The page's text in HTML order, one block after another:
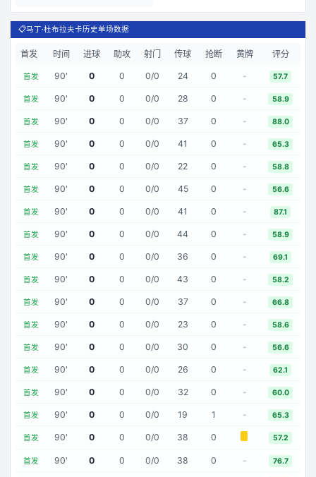
📋马丁·杜布拉夫卡历史单场数据
首发 时间 进球 助攻 射门 传球 抢断 黄牌 评分
首发 90' 0 0 0/0 24 0 - 57.7
首发 90' 0 0 0/0 28 0 - 58.9
首发 90' 0 0 0/0 37 0 - 88.0
首发 90' 0 0 0/0 41 0 - 65.3
首发 90' 0 0 0/0 22 0 - 58.8
首发 90' 0 0 0/0 45 0 - 56.6
首发 90' 0 0 0/0 41 0 - 87.1
首发 90' 0 0 0/0 44 0 - 58.9
首发 90' 0 0 0/0 36 0 - 69.1
首发 90' 0 0 0/0 43 0 - 58.2
首发 90' 0 0 0/0 37 0 - 66.8
首发 90' 0 0 0/0 23 0 - 58.6
首发 90' 0 0 0/0 30 0 - 56.6
首发 90' 0 0 0/0 26 0 - 62.1
首发 90' 0 0 0/0 32 0 - 60.0
首发 90' 0 0 0/0 19 1 - 65.3
首发 90' 0 0 0/0 38 0 57.2
首发 90' 0 0 0/0 38 0 - 76.7